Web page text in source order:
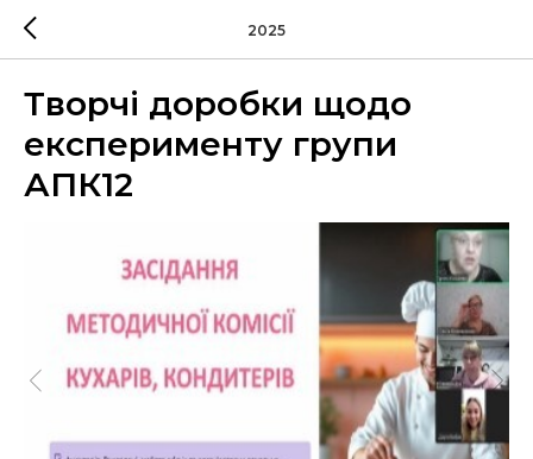
2025
Творчі доробки щодо
експерименту групи
АПК12